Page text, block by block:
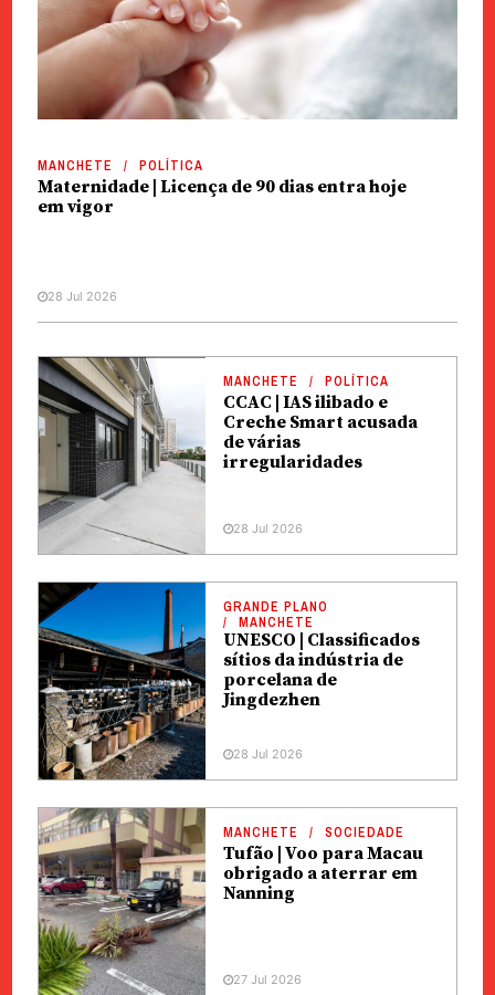
MANCHETE POLÍTICA
Maternidade | Licença de 90 dias entra hoje
em vigor
28 Jul 2026
MANCHETE POLÍTICA
CCAC | IAS ilibado e
Creche Smart acusada
de várias
irregularidades
28 Jul 2026
GRANDE PLANO
MANCHETE
UNESCO | Classificados
sítios da indústria de
porcelana de
Jingdezhen
28 Jul 2026
MANCHETE SOCIEDADE
Tufão | Voo para Macau
obrigado a aterrar em
Nanning
27 Jul 2026